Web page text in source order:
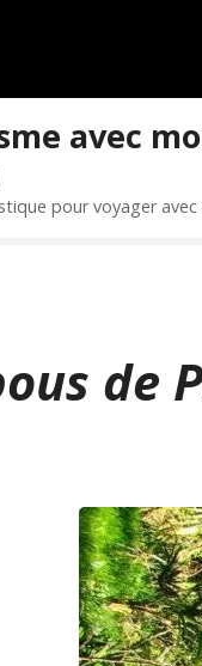
avec
pour voyager avec
de